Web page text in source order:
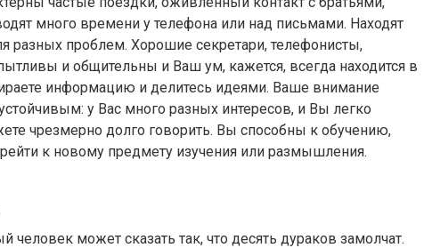
много времени у телефона или над письмами. Находят
разных проблем. Хорошие секретари, телефонисты,
и общительны и Ваш ум, кажется, всегда находится в
информацию и делитесь идеями. Ваше внимание
у Вас много разных интересов, и Вы легко
чрезмерно долго говорить. Вы способны к обучению,
к новому предмету изучения или размышления.
человек может сказать так, что десять дураков замолчат.